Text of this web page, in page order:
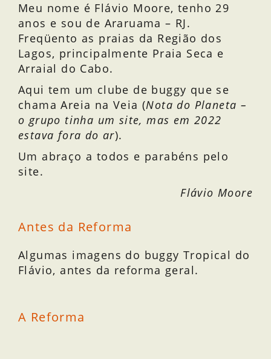
Meu nome é Flávio Moore, tenho 29
anos e sou de Araruama – RJ.
Freqüento as praias da Região dos
Lagos, principalmente Praia Seca e
Arraial do Cabo.
Aqui tem um clube de buggy que se
chama Areia na Veia (Nota do Planeta –
o grupo tinha um site, mas em 2022
estava fora do ar).
Um abraço a todos e parabéns pelo
site.
Flávio Moore
Antes da Reforma
Algumas imagens do buggy Tropical do
Flávio, antes da reforma geral.
A Reforma